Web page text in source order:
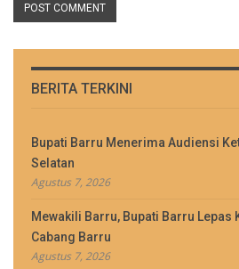
BERITA TERKINI
Bupati Barru Menerima Audiensi
Selatan
Agustus 7, 2026
Mewakili Barru, Bupati Barru Lepas
Cabang Barru
Agustus 7, 2026